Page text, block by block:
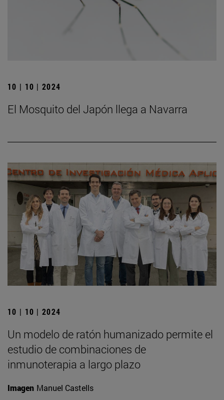
10 | 10 | 2024
El Mosquito del Japón llega a Navarra
10 | 10 | 2024
Un modelo de ratón humanizado permite el
estudio de combinaciones de
inmunoterapia a largo plazo
Imagen Manuel Castells